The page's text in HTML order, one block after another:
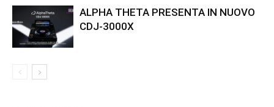
ALPHA THETA PRESENTA IN NUOVO
CDJ-3000X